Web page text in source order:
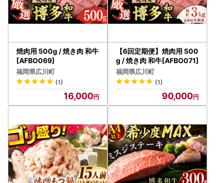
焼肉用 500g / 焼き肉 和牛
[AFBO069]
福岡県広川町
(1)
16,000
【6回定期便】焼肉用 500
g / 焼き肉 和牛[AFBO071]
福岡県広川町
(1)
90,000